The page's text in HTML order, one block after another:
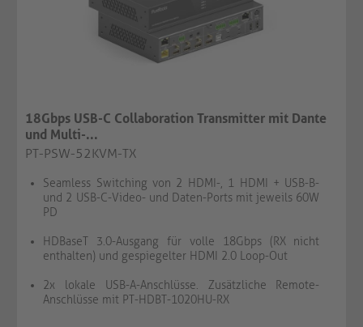
18Gbps USB-C Collaboration Transmitter mit Dante
und Multi-...
PT-PSW-52KVM-TX
Seamless Switching von 2 HDMI-, 1 HDMI + USB-B-
und 2 USB-C-Video- und Daten-Ports mit jeweils 60W
PD
HDBaseT 3.0-Ausgang für volle 18Gbps (RX nicht
enthalten) und gespiegelter HDMI 2.0 Loop-Out
2x lokale USB-A-Anschlüsse. Zusätzliche Remote-
Anschlüsse mit PT-HDBT-1020HU-RX